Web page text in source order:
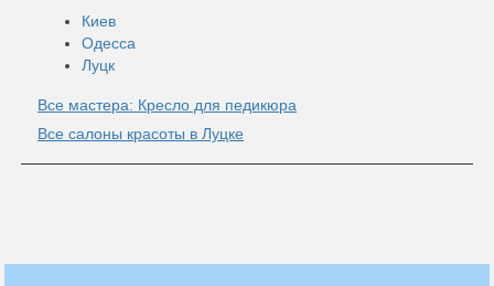
Киев
Одесса
Луцк
Все мастера: Кресло для педикюра
Все салоны красоты в Луцке